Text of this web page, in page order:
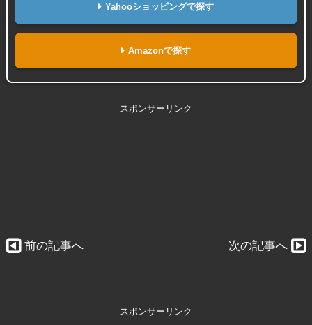
Yahooショッピングで探す
Amazonで探す
スポンサーリンク
前の記事へ 次の記事へ
スポンサーリンク